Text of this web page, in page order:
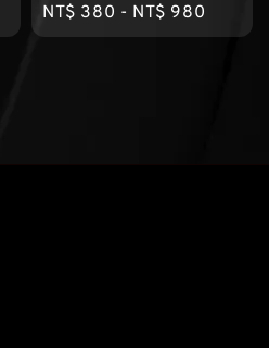
Regular
price
NT$ 380 - NT$ 980